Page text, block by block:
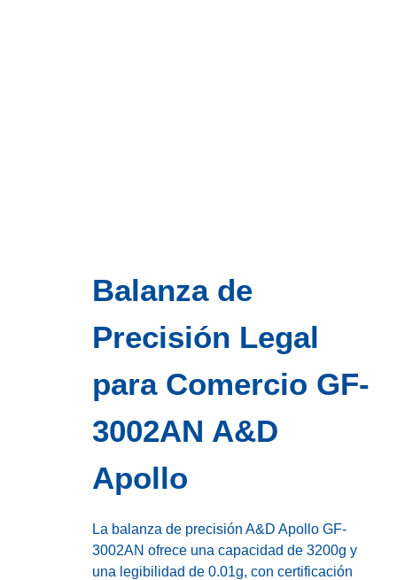
Balanza de
Precisión Legal
para Comercio GF-
3002AN A&D
Apollo
La balanza de precisión A&D Apollo GF-
3002AN ofrece una capacidad de 3200g y
una legibilidad de 0.01g, con certificación